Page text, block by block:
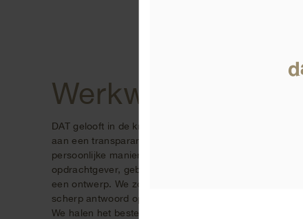
Werkwijze
DAT gelooft in de kracht van samenwerken. We hechten
aan een transparant ontwerpproces. Op een
persoonlijke manier komen we, in overleg met
opdrachtgever, gebruikers, gemeenten en adviseurs, tot
een ontwerp. We zoeken naar draagvlak en naar een
scherp antwoord op de vraag.
We halen het beste uit iedere opgave.